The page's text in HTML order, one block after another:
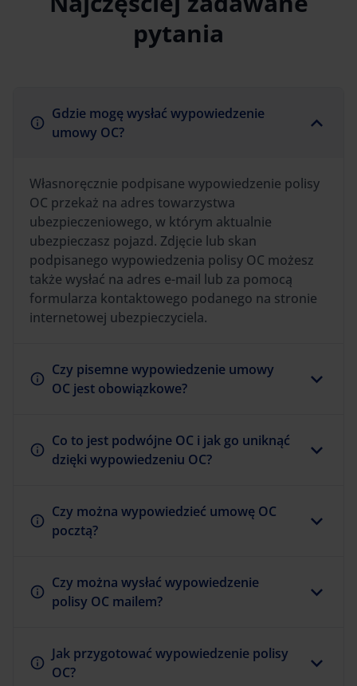
pytania
Gdzie mogę wysłać wypowiedzenie
umowy OC?
Własnoręcznie podpisane wypowiedzenie polisy
OC przekaż na adres towarzystwa
ubezpieczeniowego, w którym aktualnie
ubezpieczasz pojazd. Zdjęcie lub skan
podpisanego wypowiedzenia polisy OC możesz
także wysłać na adres e-mail lub za pomocą
formularza kontaktowego podanego na stronie
internetowej ubezpieczyciela.
Czy pisemne wypowiedzenie umowy
OC jest obowiązkowe?
Co to jest podwójne OC i jak go uniknąć
dzięki wypowiedzeniu OC?
Czy można wypowiedzieć umowę OC
pocztą?
Czy można wysłać wypowiedzenie
polisy OC mailem?
Jak przygotować wypowiedzenie polisy
OC?